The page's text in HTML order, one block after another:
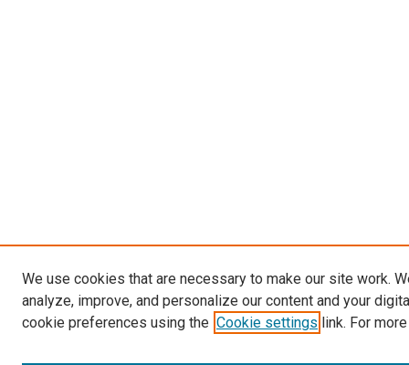
We use cookies that are necessary to make our site work.
analyze, improve, and personalize our content and your
cookie preferences using the Cookie settings link. For